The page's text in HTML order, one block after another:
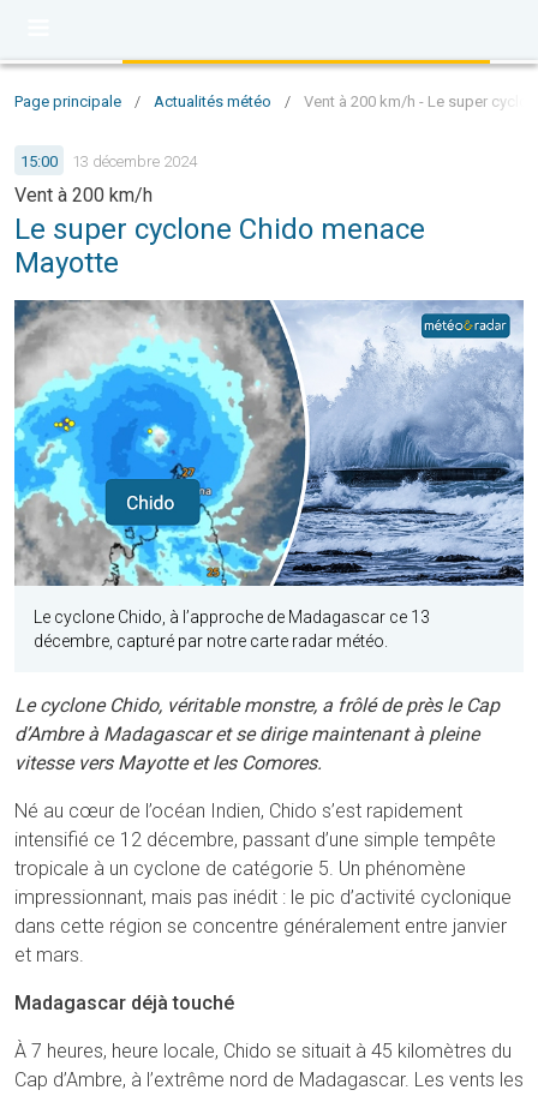
Page principale / Actualités météo / Vent à 200 km/h - Le super
15:00 13 décembre 2024
Vent à 200 km/h
Le super cyclone Chido menace
Mayotte
Le cyclone Chido, à l’approche de Madagascar ce 13
décembre, capturé par notre carte radar météo.
Le cyclone Chido, véritable monstre, a frôlé de près le Cap
d’Ambre à Madagascar et se dirige maintenant à pleine
vitesse vers Mayotte et les Comores.
Né au cœur de l’océan Indien, Chido s’est rapidement
intensifié ce 12 décembre, passant d’une simple tempête
tropicale à un cyclone de catégorie 5. Un phénomène
impressionnant, mais pas inédit : le pic d’activité cyclonique
dans cette région se concentre généralement entre janvier
et mars.
Madagascar déjà touché
À 7 heures, heure locale, Chido se situait à 45 kilomètres du
Cap d’Ambre, à l’extrême nord de Madagascar. Les vents les